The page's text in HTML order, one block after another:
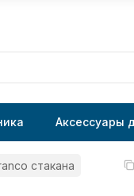
Аксессуары
стакана